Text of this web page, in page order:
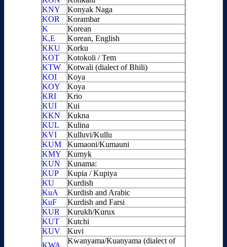
KNY
Konyak Naga
KOR
Korambar
K
Korean
K,E
Korean, English
KKU
Korku
KOT
Kotokoli / Tem
KTW
Kotwali (dialect of Bhili)
KOI
Koya
KOY
Koya
KRI
Krio
KUI
Kui
KKN
Kukna
KUL
Kulina
KVI
Kulluvi/Kullu
KUM
Kumaoni/Kumauni
KMY
Kumyk
KUN
Kunama:
KUP
Kupia / Kupiya
KU
Kurdish
KuA
Kurdish and Arabic
KuF
Kurdish and Farsi
KUR
Kurukh/Kurux
KUT
Kutchi
KUV
Kuvi
Kwanyama/Kuanyama (dialect of